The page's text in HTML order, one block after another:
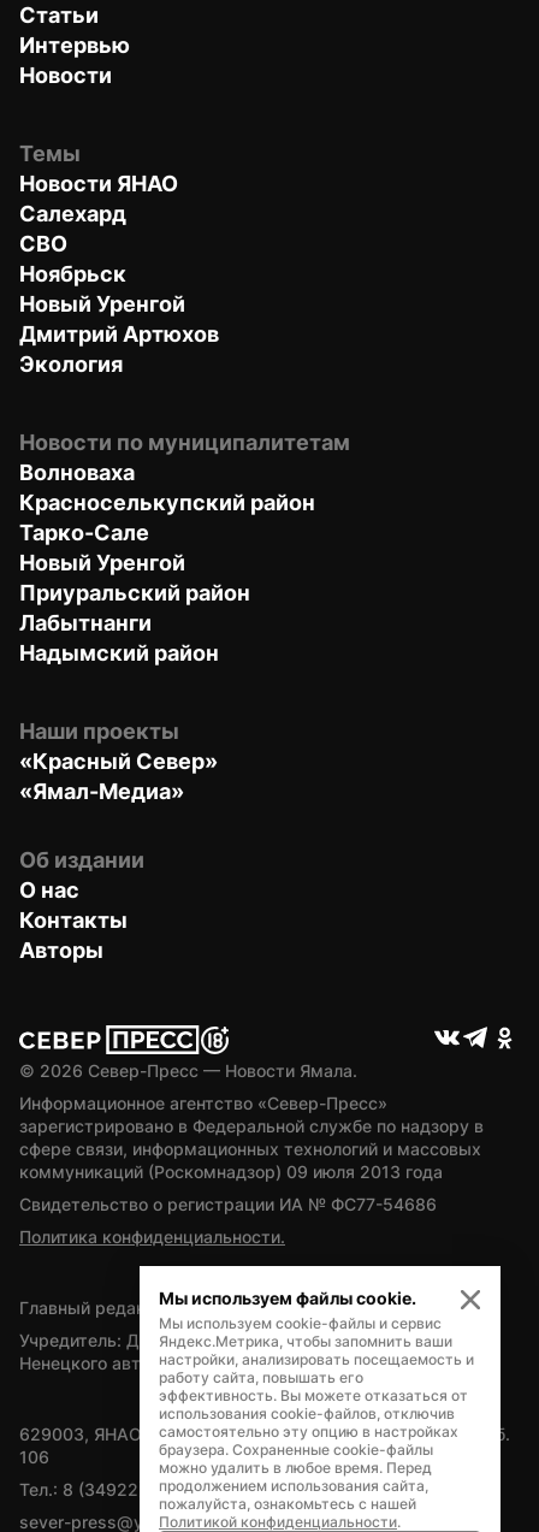
Статьи
Интервью
Новости
Темы
Новости ЯНАО
Салехард
СВО
Ноябрьск
Новый Уренгой
Дмитрий Артюхов
Экология
Новости по муниципалитетам
Волноваха
Красноселькупский район
Тарко-Сале
Новый Уренгой
Приуральский район
Лабытнанги
Надымский район
Наши проекты
«Красный Север»
«Ямал-Медиа»
Об издании
О нас
Контакты
Авторы
© 2026 Север-Пресс — Новости Ямала.
Информационное агентство «Север-Пресс»
зарегистрировано в Федеральной службе по надзору в
сфере связи, информационных технологий и массовых
коммуникаций (Роскомнадзор) 09 июля 2013 года
Свидетельство о регистрации ИА № ФС77-54686
Политика конфиденциальности.
Главный редактор — А.Л. Поздеев
Учредитель: Департамент внутренней политики Ямало-
Ненецкого автономного округа
629003, ЯНАО, Салехард, мкр. Богдана Кнунянца, д.1, каб.
106
Тел.: 8 (34922) 71262
sever-press@yamal-media.ru
Мы используем файлы cookie.
Мы используем cookie-файлы и сервис
Яндекс.Метрика, чтобы запомнить ваши
настройки, анализировать посещаемость и
работу сайта, повышать его
эффективность. Вы можете отказаться от
использования cookie-файлов, отключив
самостоятельно эту опцию в настройках
браузера. Сохраненные cookie-файлы
можно удалить в любое время. Перед
продолжением использования сайта,
пожалуйста, ознакомьтесь с нашей
Политикой конфиденциальности.